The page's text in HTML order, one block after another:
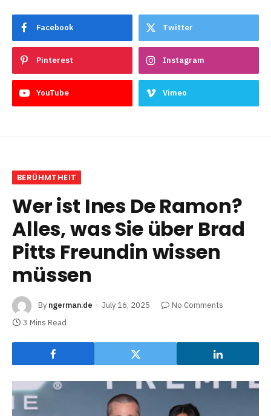
Facebook Twitter
Pinterest Instagram
YouTube Vimeo
BERÜHMTHEIT
Wer ist Ines De Ramon?
Alles, was Sie über Brad
Pitts Freundin wissen
müssen
By ngerman.de July 16, 2025
No Comments
3 Mins Read